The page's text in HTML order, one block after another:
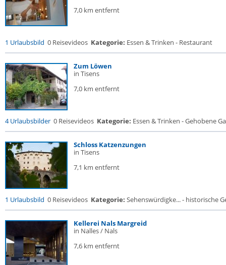
7,0 km entfernt
1 Urlaubsbild 0 Reisevideos Kategorie: Essen & Trinken - Restaurant
Zum Löwen
in Tisens
7,0 km entfernt
4 Urlaubsbilder 0 Reisevideos Kategorie: Essen & Trinken - Gehobene
Schloss Katzenzungen
in Tisens
7,1 km entfernt
1 Urlaubsbild 0 Reisevideos Kategorie: Sehenswürdigke... - historische
Kellerei Nals Margreid
in Nalles / Nals
7,6 km entfernt